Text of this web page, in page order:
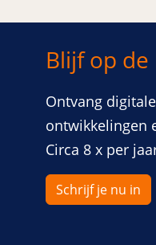
venster
nieuw venster
Blijf op
Ontvang
ontwikkelingen
Circa 8 x per
Schrijf je nu in